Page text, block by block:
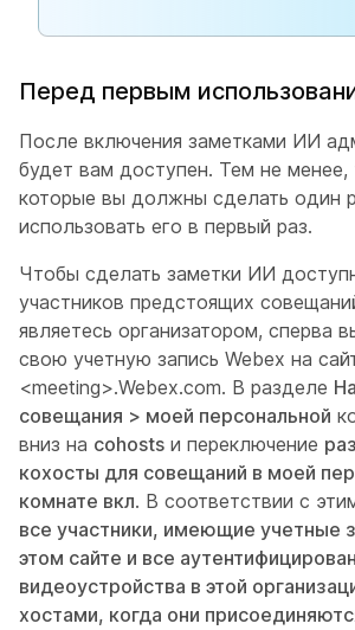
Перед первым
После включения заметками ИИ
будет вам доступен. Тем не
которые вы должны сделать один
использовать его в первый раз.
Чтобы сделать заметки ИИ
участников предстоящих
являетесь организатором, сперва
свою учетную запись Webex на
<meeting>.Webex.com. В разделе
совещания > моей персональной
вниз на cohosts и переключение
кохосты для совещаний в моей
комнате вкл. В соответствии с
все участники, имеющие учетные
этом сайте и все
видеоустройства в этой
хостами, когда они